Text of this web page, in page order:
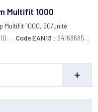
Multifit 1000
Multifit 1000, 50/unité
Code EAN13 : 6416868554
+